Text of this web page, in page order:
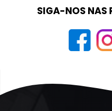
SIGA-NOS NAS